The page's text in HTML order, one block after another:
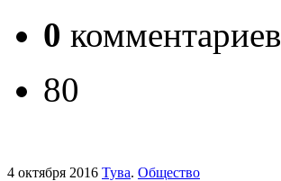
0 комментариев
80
4 октября 2016 Тува. Общество